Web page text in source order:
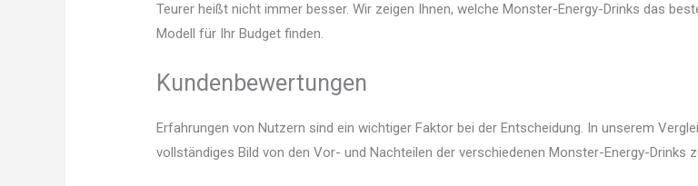
Teurer heißt nicht immer besser. Wir zeigen Ihnen, welche Monster-Energy-Drinks das
Modell für Ihr Budget finden.
Kundenbewertungen
Erfahrungen von Nutzern sind ein wichtiger Faktor bei der Entscheidung. In unserem
vollständiges Bild von den Vor- und Nachteilen der verschiedenen Monster-Energy-Drinks